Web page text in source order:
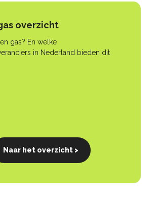
overzicht
gas? En welke
in Nederland bieden dit
Naar het overzicht >